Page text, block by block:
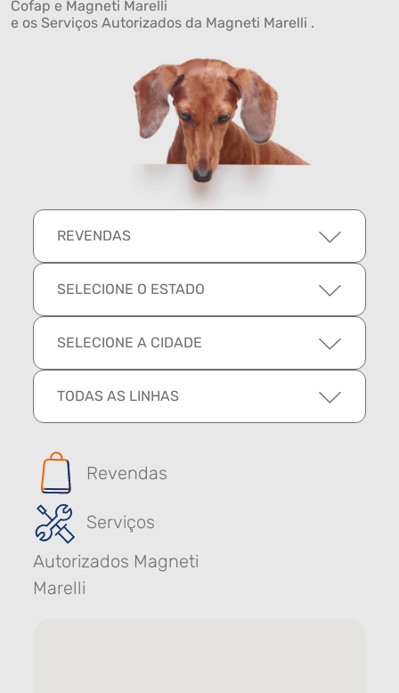
Cofap e Magneti Marelli
e os Serviços Autorizados da Magneti Marelli .
REVENDAS
SELECIONE O ESTADO
SELECIONE A CIDADE
TODAS AS LINHAS
Revendas
Serviços
Autorizados Magneti
Marelli